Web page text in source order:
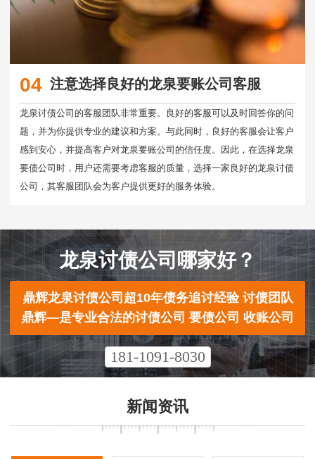
04 注意选择良好的龙泉要账公司客服
龙泉讨债公司的客服团队非常重要。良好的客服可以及时回答你的问
题，并为你提供专业的建议和方案。与此同时，良好的客服会让客户
感到安心，并提高客户对龙泉要账公司的信任度。因此，在选择龙泉
要债公司时，用户还需要考虑客服的质量，选择一家良好的龙泉讨债
公司，其客服团队会为客户提供更好的服务体验。
龙泉讨债公司哪家好？
鼎辉龙泉讨债公司超10年债务追讨经验 讨债团队
鼎辉—是专业合法的讨债公司 要债公司 收账公司
181-1091-8030
新闻资讯